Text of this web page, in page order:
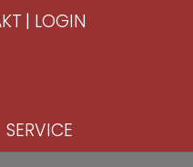
LOGIN
SERVICE